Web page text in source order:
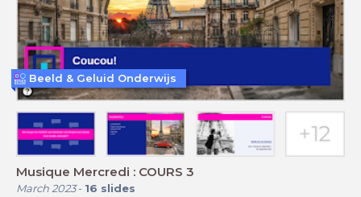
Musique Mercredi : COURS 3
March 2023- 16 slides
Beeld & Geluid Onderwijs